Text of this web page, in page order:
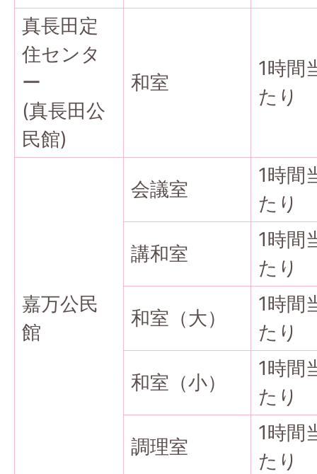
真長田定
住センタ
ー
(真長田公
民館)
和室
1時間
たり
嘉万公民
館
会議室
1時間
たり
講和室
1時間
たり
和室（大）
1時間
たり
和室（小）
1時間
たり
調理室
1時間
たり